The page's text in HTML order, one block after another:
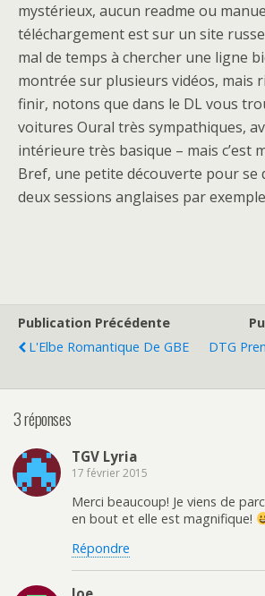
mystérieux, aucun readme ou
téléchargement est sur un site
mal de temps à chercher une ligne
montrée sur plusieurs vidéos, mais
finir, notons que dans le DL vous
voitures Oural très sympathiques,
intérieure très basique – mais c’est
Bref, une petite découverte pour se
deux sessions anglaises par
Publication Précédente
L'Elbe Romantique De GBE
DTG
3 réponses
TGV Lyria
17 février 2015
Merci beaucoup! Je viens de
en bout et elle est magnifique!
Répondre